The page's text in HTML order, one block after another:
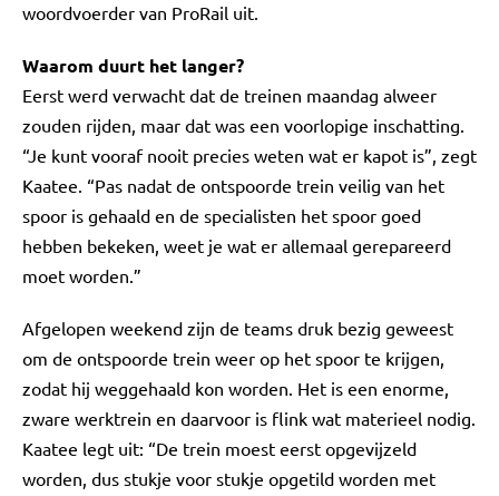
woordvoerder van ProRail uit.
Waarom duurt het langer?
Eerst werd verwacht dat de treinen maandag alweer
zouden rijden, maar dat was een voorlopige inschatting.
“Je kunt vooraf nooit precies weten wat er kapot is”, zegt
Kaatee. “Pas nadat de ontspoorde trein veilig van het
spoor is gehaald en de specialisten het spoor goed
hebben bekeken, weet je wat er allemaal gerepareerd
moet worden.”
Afgelopen weekend zijn de teams druk bezig geweest
om de ontspoorde trein weer op het spoor te krijgen,
zodat hij weggehaald kon worden. Het is een enorme,
zware werktrein en daarvoor is flink wat materieel nodig.
Kaatee legt uit: “De trein moest eerst opgevijzeld
worden, dus stukje voor stukje opgetild worden met